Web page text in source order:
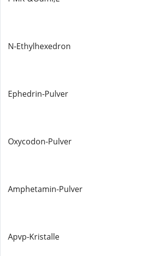
N-Ethylhexedron
Ephedrin-Pulver
Oxycodon-Pulver
Amphetamin-Pulver
Apvp-Kristalle